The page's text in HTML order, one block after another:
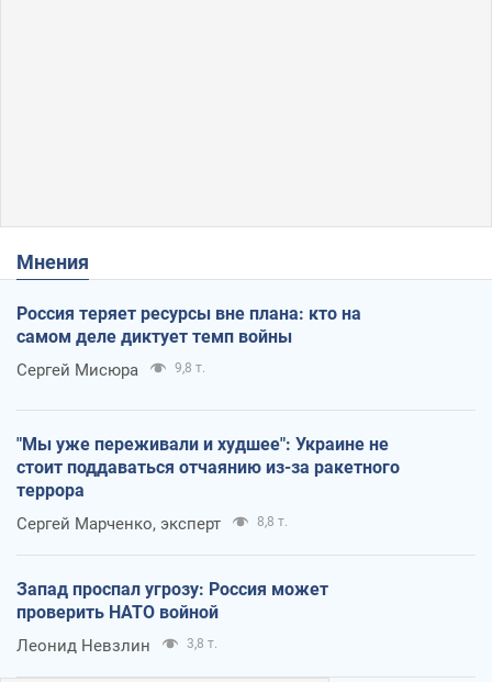
Мнения
Россия теряет ресурсы вне плана: кто на
самом деле диктует темп войны
Сергей Мисюра 9,8 т.
"Мы уже переживали и худшее": Украине не
стоит поддаваться отчаянию из-за ракетного
террора
Сергей Марченко, эксперт 8,8 т.
Запад проспал угрозу: Россия может
проверить НАТО войной
Леонид Невзлин 3,8 т.